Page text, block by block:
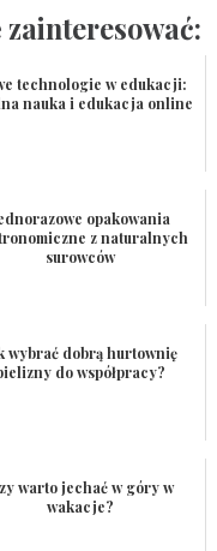
technologie w edukacji:
nauka i edukacja online
opakowania
z naturalnych
surowców
wybrać dobrą hurtownię
do współpracy?
warto jechać w góry w
wakacje?